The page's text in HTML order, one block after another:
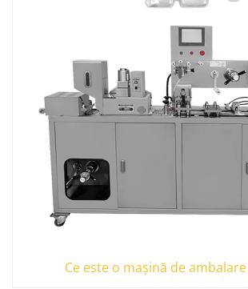
Ce este o mașină de